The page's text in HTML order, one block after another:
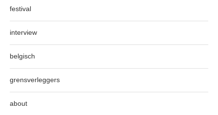
festival
interview
belgisch
grensverleggers
about